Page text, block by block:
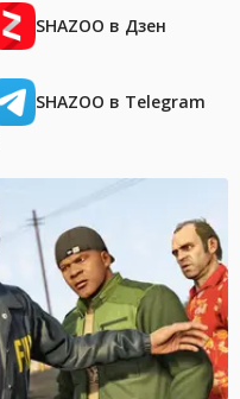
SHAZOO в Дзен
SHAZOO в Telegram